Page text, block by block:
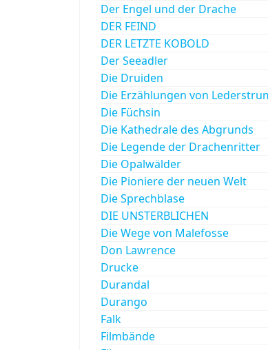
Der Engel und der Drache
DER FEIND
DER LETZTE KOBOLD
Der Seeadler
Die Druiden
Die Erzählungen von
Die Füchsin
Die Kathedrale des Abgrunds
Die Legende der Drachenritter
Die Opalwälder
Die Pioniere der neuen Welt
Die Sprechblase
DIE UNSTERBLICHEN
Die Wege von Malefosse
Don Lawrence
Drucke
Durandal
Durango
Falk
Filmbände